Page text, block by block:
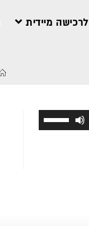
לרכישה מיידית
השתמש
במקש